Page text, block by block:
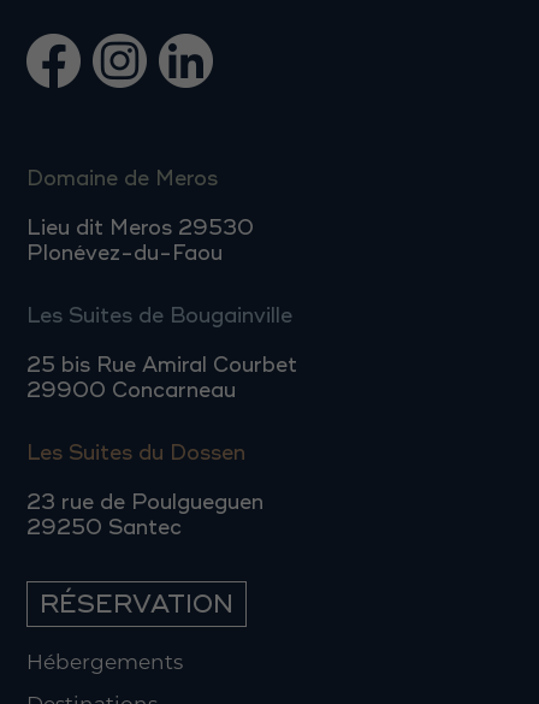
Domaine de Meros
Lieu dit Meros 29530
Plonévez-du-Faou
Les Suites de Bougainville
25 bis Rue Amiral Courbet
29900 Concarneau
Les Suites du Dossen
23 rue de Poulgueguen
29250 Santec
RÉSERVATION
Hébergements